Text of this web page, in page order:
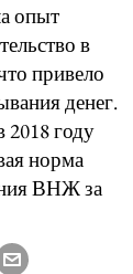
опыт
в
привело
денег.
2018 году
норма
ВНЖ за